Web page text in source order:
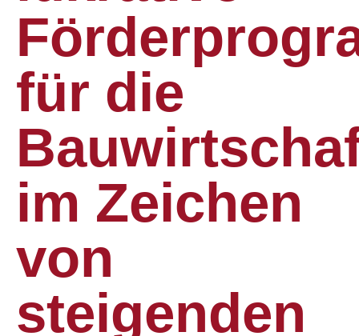
für die
im Zeichen
von
steigenden